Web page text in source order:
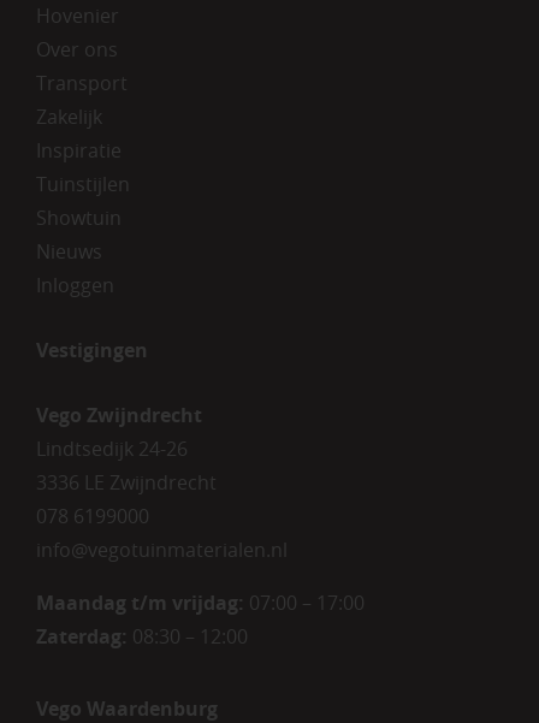
Hovenier
Over ons
Transport
Zakelijk
Inspiratie
Tuinstijlen
Showtuin
Nieuws
Inloggen
Vestigingen
Vego Zwijndrecht
Lindtsedijk 24-26
3336 LE Zwijndrecht
078 6199000
info@vegotuinmaterialen.nl
Maandag t/m vrijdag: 07:00 – 17:00
Zaterdag: 08:30 – 12:00
Vego Waardenburg